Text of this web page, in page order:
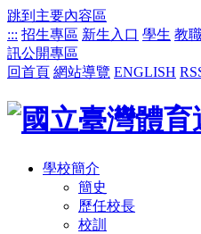
跳到主要內容區
::: 招生專區 新生入口 學生 教
訊公開專區
回首頁 網站導覽 ENGLISH
學校簡介
簡史
歷任校長
校訓